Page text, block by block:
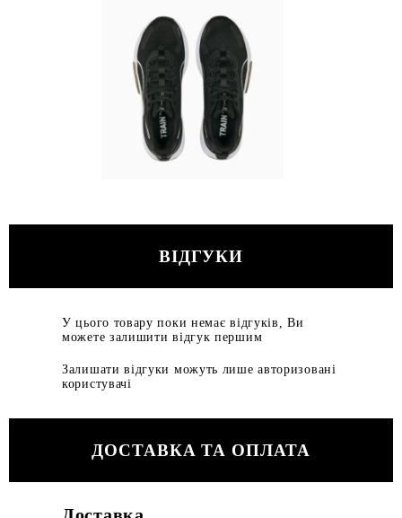
ВІДГУКИ
У цього товару поки немає відгуків, Ви
можете залишити відгук першим
Залишати відгуки можуть лише авторизовані
користувачі
ДОСТАВКА ТА ОПЛАТА